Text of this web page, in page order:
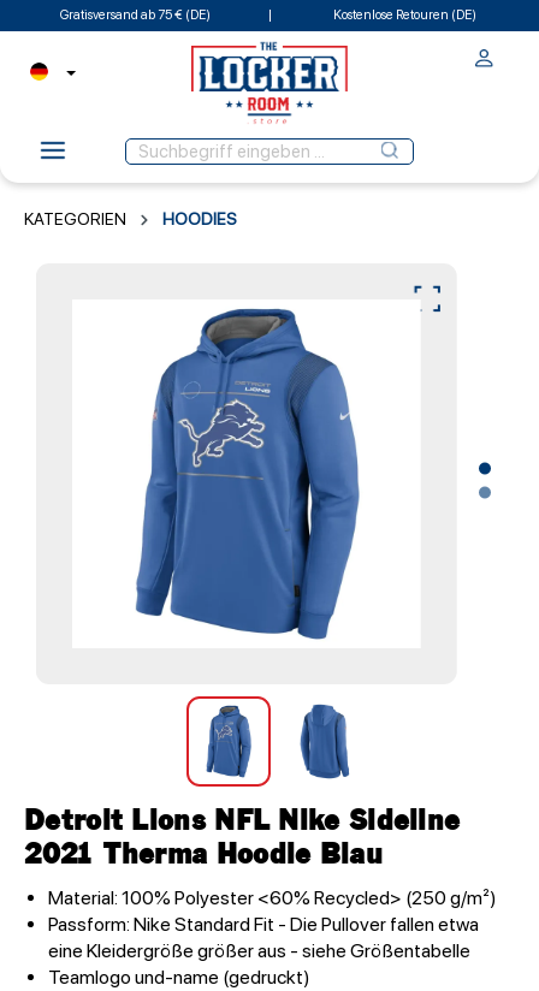
Gratisversand ab 75 € (DE) Kostenlose Retouren (DE)
KATEGORIEN HOODIES
Detroit Lions NFL Nike Sideline
2021 Therma Hoodie Blau
Material: 100% Polyester <60% Recycled> (250 g/m²)
Passform: Nike Standard Fit - Die Pullover fallen etwa
eine Kleidergröße größer aus - siehe Größentabelle
Teamlogo und-name (gedruckt)